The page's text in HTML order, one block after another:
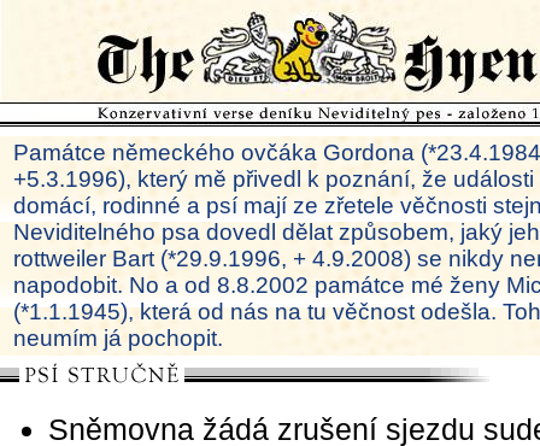
Památce německého ovčáka Gordona
+5.3.1996), který mě přivedl k poznání, že
domácí, rodinné a psí mají ze zřetele věčnosti
Neviditelného psa dovedl dělat způsobem, jaký
rottweiler Bart (*29.9.1996, + 4.9.2008) se nikdy
napodobit. No a od 8.8.2002 památce mé ženy
(*1.1.1945), která od nás na tu věčnost odešla.
neumím já pochopit.
Sněmovna žádá zrušení sjezdu